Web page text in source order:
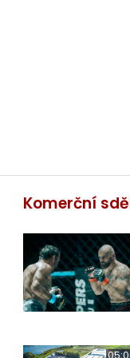
Komerční